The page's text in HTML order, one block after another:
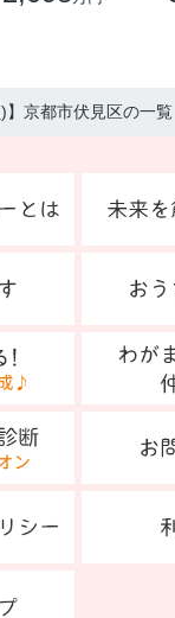
)】京都市伏見区の一覧